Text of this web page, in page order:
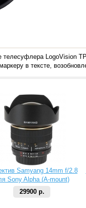
телесуфлера
в тексте,
Samyang 14mm f/2.8
Sony Alpha (A-mount)
29900 р.